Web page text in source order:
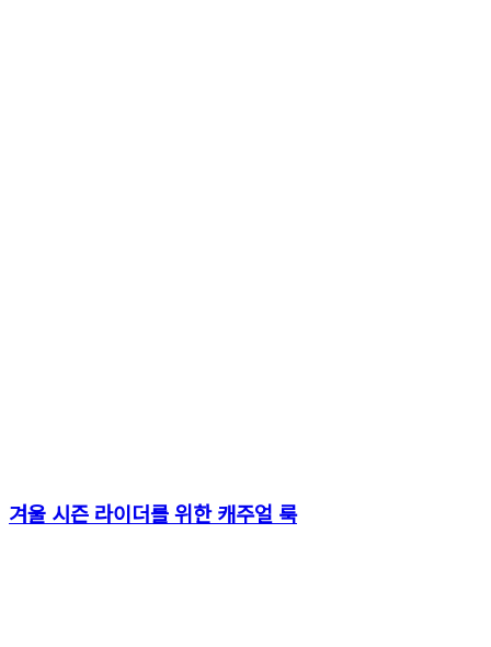
겨울 시즌 라이더를 위한 캐주얼 룩